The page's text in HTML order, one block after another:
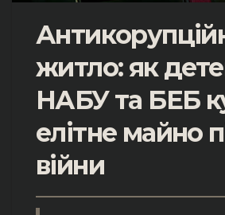
житло: як
НАБУ та БЕБ
елітне майно
війни